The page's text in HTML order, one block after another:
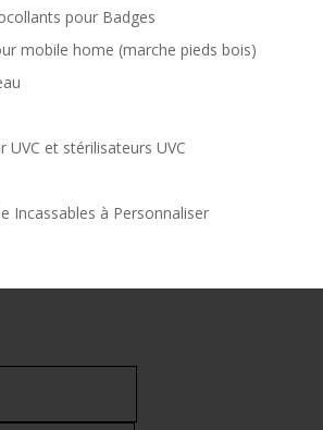
pour Badges
mobile home (marche pieds bois)
UVC et stérilisateurs UVC
Incassables à Personnaliser